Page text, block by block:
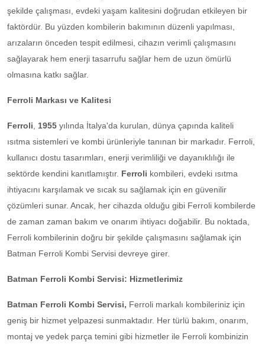
şekilde çalışması, evdeki yaşam kalitesini doğrudan etkileyen bir
faktördür. Bu yüzden kombilerin bakımının düzenli yapılması,
arızaların önceden tespit edilmesi, cihazın verimli çalışmasını
sağlayarak hem enerji tasarrufu sağlar hem de uzun ömürlü
olmasına katkı sağlar.
Ferroli Markası ve Kalitesi
Ferroli 1955 yılında İtalya'da kurulan, dünya çapında kaliteli
ısıtma sistemleri ve kombi ürünleriyle tanınan bir markadır. Ferroli,
kullanıcı dostu tasarımları, enerji verimliliği ve dayanıklılığı ile
sektörde kendini kanıtlamıştır. Ferroli kombileri, evdeki ısıtma
ihtiyacını karşılamak ve sıcak su sağlamak için en güvenilir
çözümleri sunar. Ancak, her cihazda olduğu gibi Ferroli kombilerde
de zaman zaman bakım ve onarım ihtiyacı doğabilir. Bu noktada,
Ferroli kombilerinin doğru bir şekilde çalışmasını sağlamak için
Batman Ferroli Kombi Servisi devreye girer.
Batman Ferroli Kombi Servisi: Hizmetlerimiz
Batman Ferroli Kombi Servisi, Ferroli markalı kombileriniz için
geniş bir hizmet yelpazesi sunmaktadır. Her türlü bakım, onarım,
montaj ve yedek parça temini gibi hizmetler ile Ferroli kombinizin